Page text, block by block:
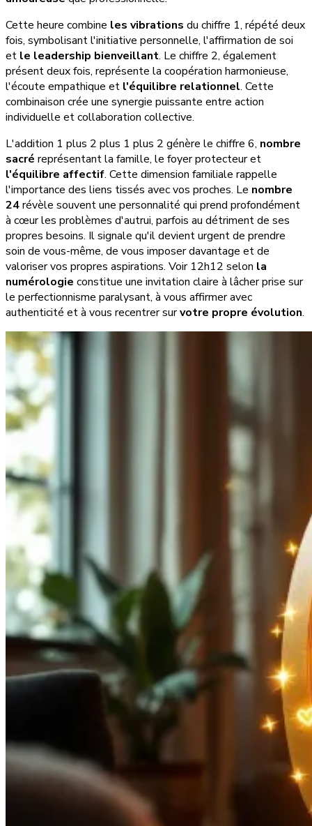
Cette heure combine les vibrations du chiffre 1, répété deux
fois, symbolisant l'initiative personnelle, l'affirmation de soi
et le leadership bienveillant. Le chiffre 2, également
présent deux fois, représente la coopération harmonieuse,
l'écoute empathique et l'équilibre relationnel. Cette
combinaison crée une synergie puissante entre action
individuelle et collaboration collective.
L'addition 1 plus 2 plus 1 plus 2 génère le chiffre 6, nombre
sacré représentant la famille, le foyer protecteur et
l'équilibre affectif. Cette dimension familiale rappelle
l'importance des liens tissés avec vos proches. Le nombre
24révèle souvent une personnalité qui prend profondément
à cœur les problèmes d'autrui, parfois au détriment de ses
propres besoins. Il signale qu'il devient urgent de prendre
soin de vous-même, de vous imposer davantage et de
valoriser vos propres aspirations. Voir 12h12 selon la
numérologie constitue une invitation claire à lâcher prise sur
le perfectionnisme paralysant, à vous affirmer avec
authenticité et à vous recentrer survotre propre évolution.